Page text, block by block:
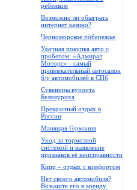
ребенком
Возможно ли обыграть
интернет казино?
Черноморское побережье
Удачная покупка авто с
пробегом: «Адмирал
Моторс» - самый
привлекательный автосалон
б/у автомобилей в СПб
Сувениры курорта
Белокуриха
Прекрасный отдых в
России
Манящая Германия
Уход за тормозной
системой и выявление
признаков её неисправности
Кипр – отдых с комфортом
Нет своего автомобиля?
Возьмите его в аренду.